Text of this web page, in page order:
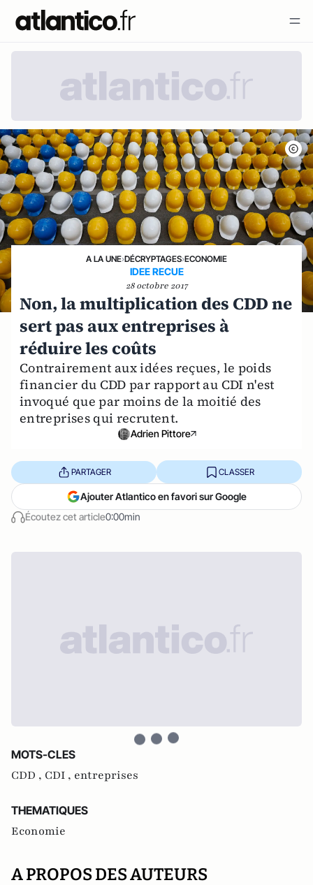
A LA UNE›DÉCRYPTAGES›ECONOMIE
IDEE RECUE
28 octobre 2017
Non, la multiplication des CDD ne
sert pas aux entreprises à
réduire les coûts
Contrairement aux idées reçues, le poids
financier du CDD par rapport au CDI n'est
invoqué que par moins de la moitié des
entreprises qui recrutent.
Adrien Pittore
Écoutez cet article0:00min
PARTAGER CLASSER
Ajouter Atlantico en favori sur Google
MOTS-CLES
CDD , CDI , entreprises
THEMATIQUES
Economie
A PROPOS DES AUTEURS